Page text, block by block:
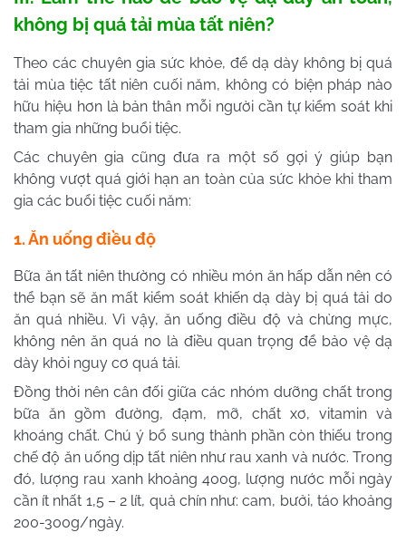
không bị quá tải mùa tất niên?
Theo các chuyên gia sức khỏe, để dạ dày không bị quá
tải mùa tiệc tất niên cuối năm, không có biện pháp nào
hữu hiệu hơn là bản thân mỗi người cần tự kiểm soát khi
tham gia những buổi tiệc.
Các chuyên gia cũng đưa ra một số gợi ý giúp bạn
không vượt quá giới hạn an toàn của sức khỏe khi tham
gia các buổi tiệc cuối năm:
1. Ăn uống điều độ
Bữa ăn tất niên thường có nhiều món ăn hấp dẫn nên có
thể bạn sẽ ăn mất kiểm soát khiến dạ dày bị quá tải do
ăn quá nhiều. Vì vậy, ăn uống điều độ và chừng mực,
không nên ăn quá no là điều quan trọng để bảo vệ dạ
dày khỏi nguy cơ quá tải.
Đồng thời nên cân đối giữa các nhóm dưỡng chất trong
bữa ăn gồm đường, đạm, mỡ, chất xơ, vitamin và
khoáng chất. Chú ý bổ sung thành phần còn thiếu trong
chế độ ăn uống dịp tất niên như rau xanh và nước. Trong
đó, lượng rau xanh khoảng 400g, lượng nước mỗi ngày
cần ít nhất 1,5 – 2 lít, quả chín như: cam, bưởi, táo khoảng
200-300g/ngày.